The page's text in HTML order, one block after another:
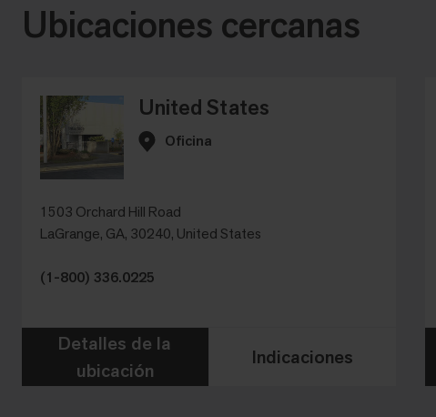
Ubicaciones cercanas
United States
Oficina
1503 Orchard Hill Road
LaGrange, GA, 30240, United States
(1-800) 336.0225
Detalles de la
ubicación
Indicaciones